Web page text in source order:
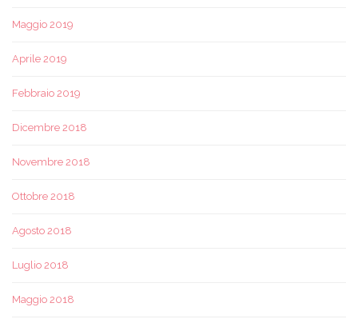
Maggio 2019
Aprile 2019
Febbraio 2019
Dicembre 2018
Novembre 2018
Ottobre 2018
Agosto 2018
Luglio 2018
Maggio 2018